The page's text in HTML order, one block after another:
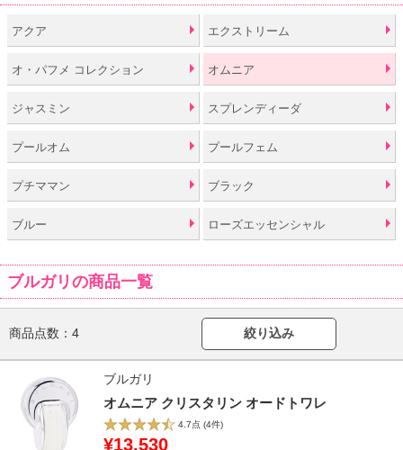
アクア エクストリーム
オ・パフメ コレクション オムニア
ジャスミン スプレンディーダ
プールオム プールフェム
プチママン ブラック
ブルー ローズエッセンシャル
ブルガリの商品一覧
商品点数： 4 絞り込み
ブルガリ
オムニア クリスタリン オードトワレ
4.7点 (4件)
¥13,530